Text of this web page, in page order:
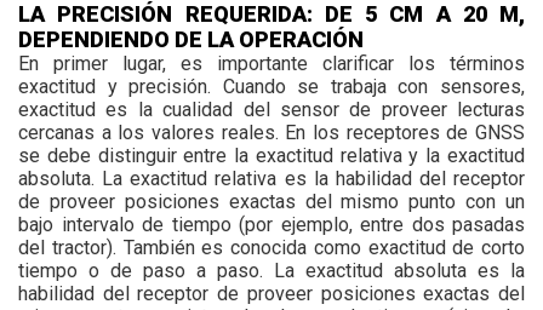
LA PRECISIÓN REQUERIDA: DE 5 CM A 20 M,
DEPENDIENDO DE LA OPERACIÓN
En primer lugar, es importante clarificar los términos
exactitud y precisión. Cuando se trabaja con sensores,
exactitud es la cualidad del sensor de proveer lecturas
cercanas a los valores reales. En los receptores de GNSS
se debe distinguir entre la exactitud relativa y la exactitud
absoluta. La exactitud relativa es la habilidad del receptor
de proveer posiciones exactas del mismo punto con un
bajo intervalo de tiempo (por ejemplo, entre dos pasadas
del tractor). También es conocida como exactitud de corto
tiempo o de paso a paso. La exactitud absoluta es la
habilidad del receptor de proveer posiciones exactas del